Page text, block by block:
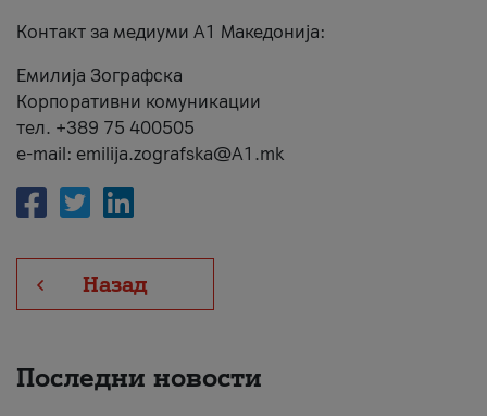
Контакт за медиуми А1 Македонија:
Емилија Зографска
Корпоративни комуникации
тел. +389 75 400505
e-mail: emilija.zografska@A1.mk
Назад
Последни новости